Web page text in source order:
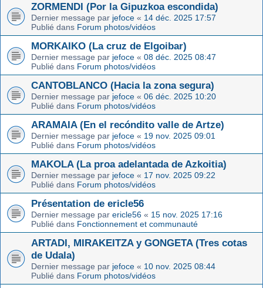
ZORMENDI (Por la Gipuzkoa escondida)
Dernier message par jefoce « 14 déc. 2025 17:57
Publié dans Forum photos/vidéos
MORKAIKO (La cruz de Elgoibar)
Dernier message par jefoce « 08 déc. 2025 08:47
Publié dans Forum photos/vidéos
CANTOBLANCO (Hacia la zona segura)
Dernier message par jefoce « 06 déc. 2025 10:20
Publié dans Forum photos/vidéos
ARAMAIA (En el recóndito valle de Artze)
Dernier message par jefoce « 19 nov. 2025 09:01
Publié dans Forum photos/vidéos
MAKOLA (La proa adelantada de Azkoitia)
Dernier message par jefoce « 17 nov. 2025 09:22
Publié dans Forum photos/vidéos
Présentation de ericle56
Dernier message par ericle56 « 15 nov. 2025 17:16
Publié dans Fonctionnement et communauté
ARTADI, MIRAKEITZA y GONGETA (Tres cotas
de Udala)
Dernier message par jefoce « 10 nov. 2025 08:44
Publié dans Forum photos/vidéos